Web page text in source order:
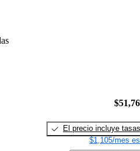
El precio incluye tasas
$1,105/mes